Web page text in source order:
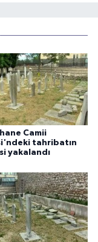
Camii
tahribatın
yakalandı